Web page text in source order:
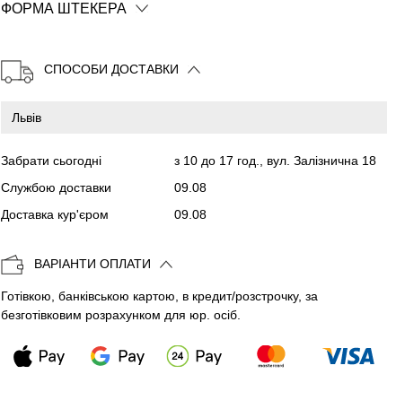
ФОРМА ШТЕКЕРА
СПОСОБИ ДОСТАВКИ
Забрати сьогодні
з 10 до 17 год., вул. Залізнична 18
Службою доставки
09.08
Доставка кур'єром
09.08
ВАРІАНТИ ОПЛАТИ
Готівкою, банківською картою, в кредит/розстрочку, за
безготівковим розрахунком для юр. осіб.